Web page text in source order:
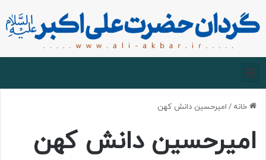
خانه / امیرحسین دانش کهن
امیرحسین دانش کهن